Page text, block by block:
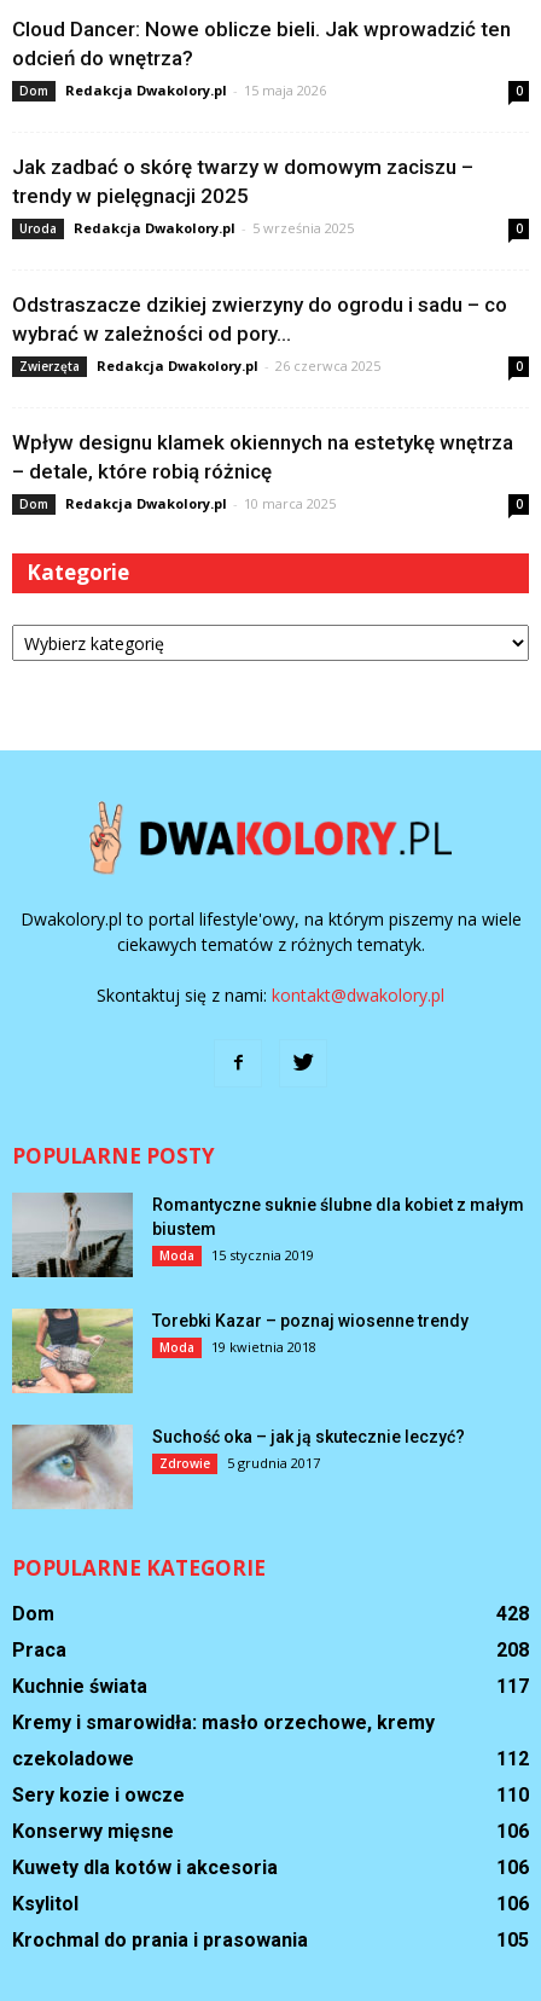
Cloud Dancer: Nowe oblicze bieli. Jak wprowadzić ten
odcień do wnętrza?
Dom Redakcja Dwakolory.pl - 15 maja 2026 0
Jak zadbać o skórę twarzy w domowym zaciszu –
trendy w pielęgnacji 2025
Uroda Redakcja Dwakolory.pl - 5 września 2025 0
Odstraszacze dzikiej zwierzyny do ogrodu i sadu – co
wybrać w zależności od pory...
Zwierzęta Redakcja Dwakolory.pl - 26 czerwca 2025 0
Wpływ designu klamek okiennych na estetykę wnętrza
– detale, które robią różnicę
Dom Redakcja Dwakolory.pl - 10 marca 2025 0
Kategorie
Kategorie
Dwakolory.pl to portal lifestyle'owy, na którym piszemy na wiele
ciekawych tematów z różnych tematyk.
Skontaktuj się z nami: kontakt@dwakolory.pl
POPULARNE POSTY
Romantyczne suknie ślubne dla kobiet z małym
biustem
Moda 15 stycznia 2019
Torebki Kazar – poznaj wiosenne trendy
Moda 19 kwietnia 2018
Suchość oka – jak ją skutecznie leczyć?
Zdrowie 5 grudnia 2017
POPULARNE KATEGORIE
Dom
428
Praca
208
Kuchnie świata
117
Kremy i smarowidła: masło orzechowe, kremy
czekoladowe
112
Sery kozie i owcze
110
Konserwy mięsne
106
Kuwety dla kotów i akcesoria
106
Ksylitol
106
Krochmal do prania i prasowania
105